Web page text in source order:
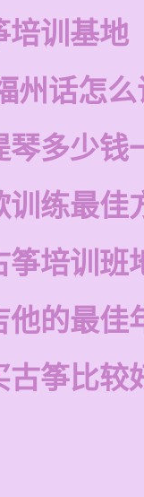
培训基地
州话怎
琴多少钱
训练最佳
筝培训班
他的最佳
古筝比较